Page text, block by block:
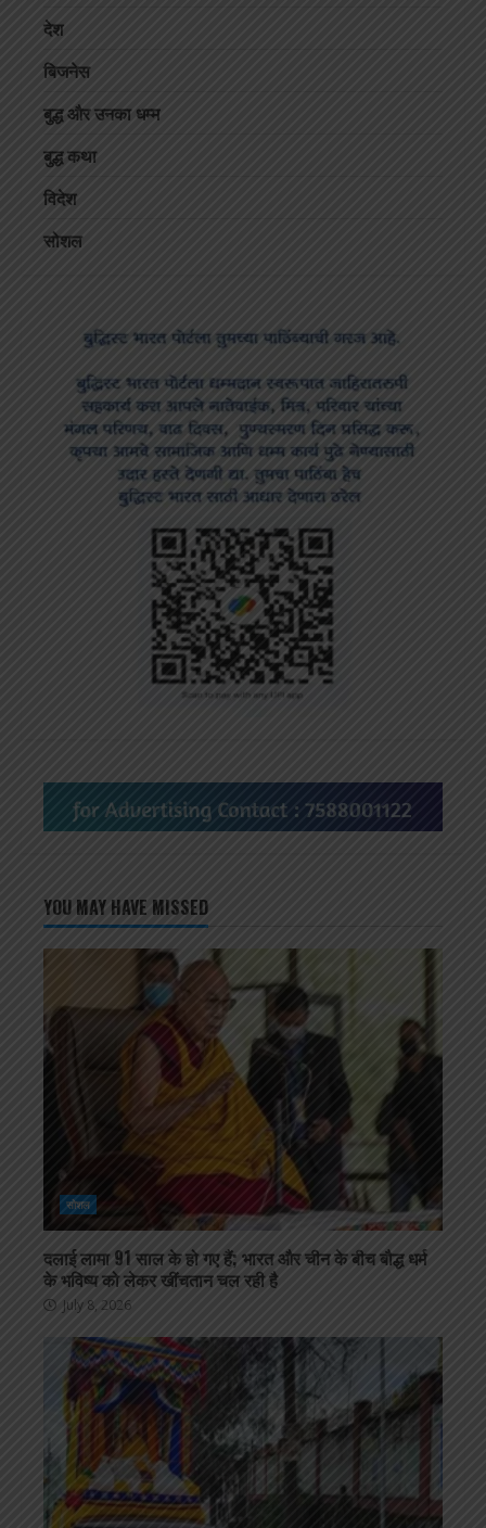
देश
बिजनेस
बुद्ध और उनका धम्म
बुद्ध कथा
विदेश
सोशल
YOU MAY HAVE MISSED
सोशल
दलाई लामा 91 साल के हो गए हैं; भारत और चीन के बीच बौद्ध धर्म
के भविष्य को लेकर खींचतान चल रही है
July 8, 2026